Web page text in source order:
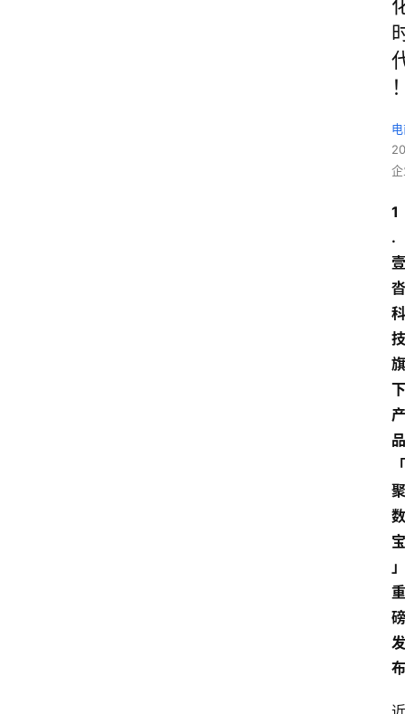
1
.
壹
沓
科
技
旗
下
产
品
「
聚
数
宝
」
重
磅
发
布